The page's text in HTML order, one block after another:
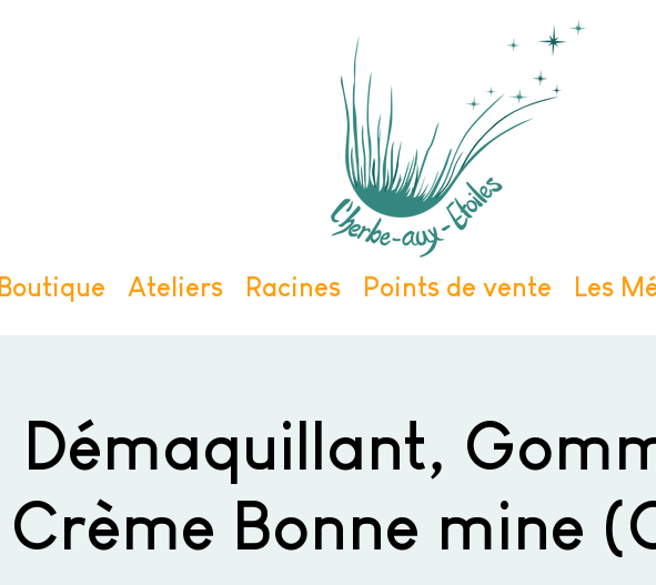
Boutique Ateliers Racines Points de vente Les
Démaquillant,
Crème Bonne mine